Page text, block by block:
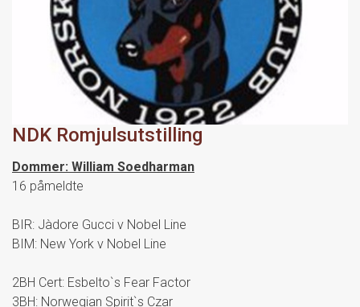
NDK Romjulsutstilling
Dommer: William Soedharman
16 påmeldte
BIR: Jàdore Gucci v Nobel Line
BIM: New York v Nobel Line
2BH Cert: Esbelto`s Fear Factor
3BH: Norwegian Spirit`s Czar